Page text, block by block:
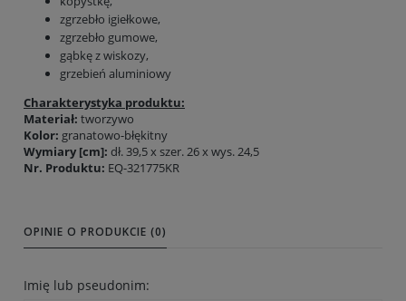
zgrzebło igiełkowe,
zgrzebło gumowe,
gąbkę z wiskozy,
grzebień aluminiowy
Charakterystyka produktu:
Materiał: tworzywo
Kolor: granatowo-błękitny
Wymiary [cm]: dł. 39,5 x szer. 26 x wys. 24,5
Nr. Produktu: EQ-321775KR
OPINIE O PRODUKCIE (0)
Imię lub pseudonim: